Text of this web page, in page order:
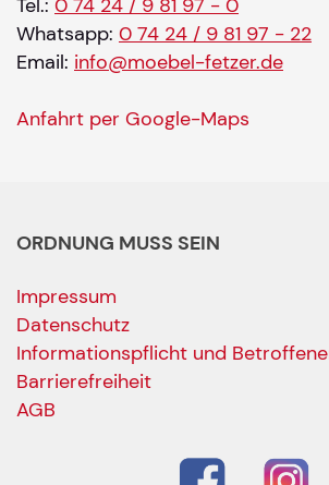
Tel.: 0 74 24 / 9 81 97 - 0
Whatsapp: 0 74 24 / 9 81 97 - 22
Email: info@moebel-fetzer.de
Anfahrt per Google-Maps
ORDNUNG MUSS SEIN
Impressum
Datenschutz
Informationspflicht und
Barrierefreiheit
AGB